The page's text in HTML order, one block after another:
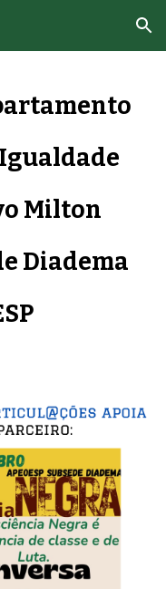
Skip to navigation
Milton
Diadema